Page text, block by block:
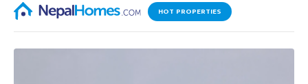
HOT PROPERTIES